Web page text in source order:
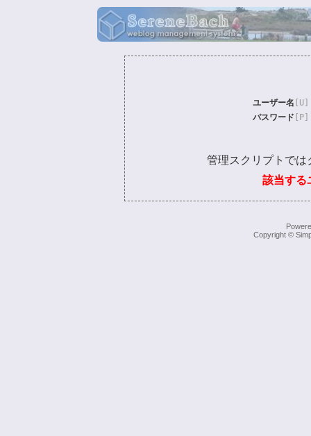
ユーザー名 [U]
パスワード [P]
管理スクリプトでは
該当する
Copyright ©